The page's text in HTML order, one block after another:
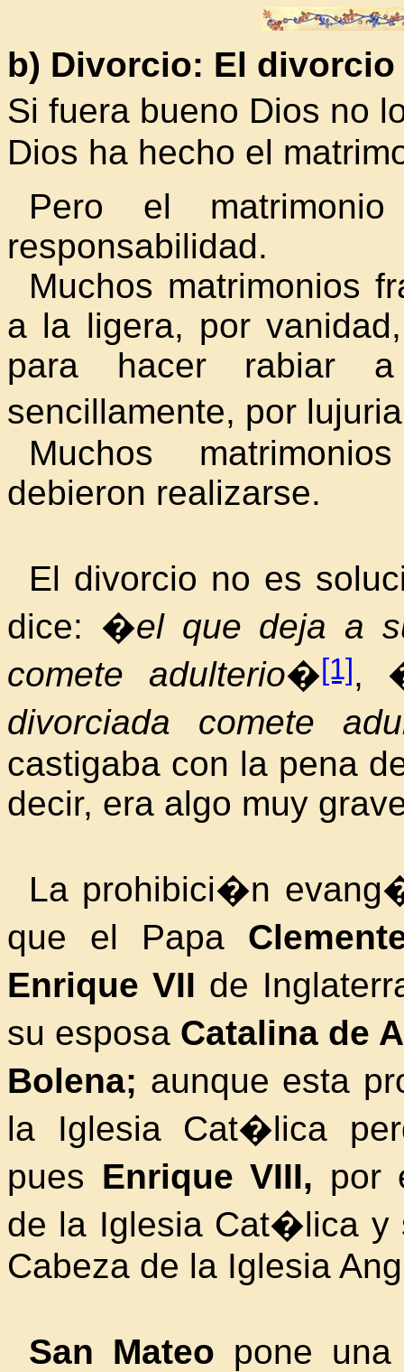
b) Divorcio: El divorcio
Si fuera bueno Dios no
Dios ha hecho el
Pero el
responsabilidad.
Muchos matrimonios
a la ligera, por
para hacer rabiar
sencillamente, por
Muchos
debieron realizarse.
El divorcio no es
dice: �el que deja a
comete adulterio�[1] ,
divorciada comete
castigaba con la pena
decir, era algo muy
La prohibici�n
que el Papa
Enrique VII de
su esposa Catalina de
Bolena; aunque esta
la Iglesia Cat�lica
pues Enrique VIII, por
de la Iglesia Cat�lica y
Cabeza de la Iglesia
San Mateo pone